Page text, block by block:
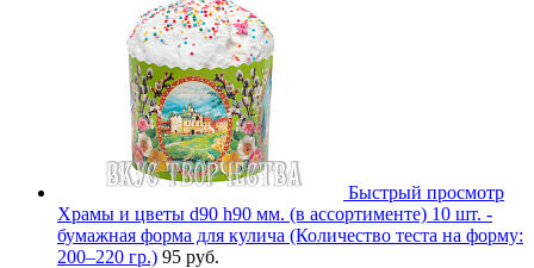
Быстрый просмотр
Храмы и цветы d90 h90 мм. (в ассортименте) 10 шт. -
бумажная форма для кулича (Количество теста на форму:
200–220 гр.) 95 руб.